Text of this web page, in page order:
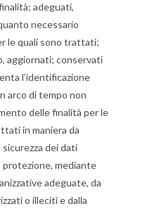
adeguati,
necessario
le quali sono trattati;
aggiornati; conservati
l’identificazione
arco di tempo non
delle finalità per le
in maniera da
sicurezza dei dati
protezione, mediante
adeguate, da
o illeciti e dalla